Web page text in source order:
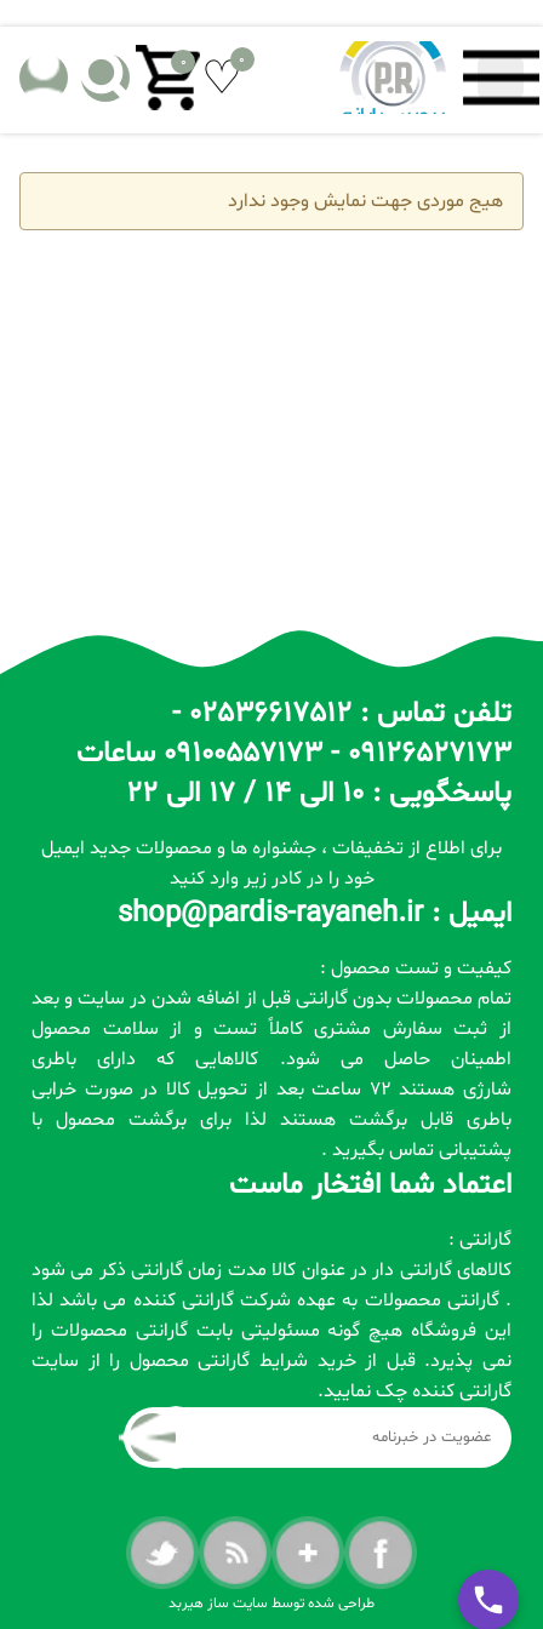
0
0
هیج موردی جهت نمایش وجود ندارد
تلفن تماس : 02536617512 -
09126527173 - 09100557173 ساعات
پاسخگویی : 10 الی 14 / 17 الی 22
برای اطلاع از تخفیفات ، جشنواره ها و محصولات جدید ایمیل
خود را در کادر زیر وارد کنید
ایمیل : shop@pardis-rayaneh.ir
کیفیت و تست محصول :
تمام محصولات بدون گارانتی قبل از اضافه شدن در سایت و بعد
از ثبت سفارش مشتری کاملاً تست و از سلامت محصول
اطمینان حاصل می شود. کالاهایی که دارای باطری
شارژی هستند 72 ساعت بعد از تحویل کالا در صورت خرابی
باطری قابل برگشت هستند لذا برای برگشت محصول با
پشتیبانی تماس بگیرید .
اعتماد شما افتخار ماست
گارانتی :
کالاهای گارانتی دار در عنوان کالا مدت زمان گارانتی ذکر می شود
. گارانتی محصولات به عهده شرکت گارانتی کننده می باشد لذا
این فروشگاه هیچ گونه مسئولیتی بابت گارانتی محصولات را
نمی پذیرد. قبل از خرید شرایط گارانتی محصول را از سایت
گارانتی کننده چک نمایید.
طراحی شده توسط سایت ساز هیربد